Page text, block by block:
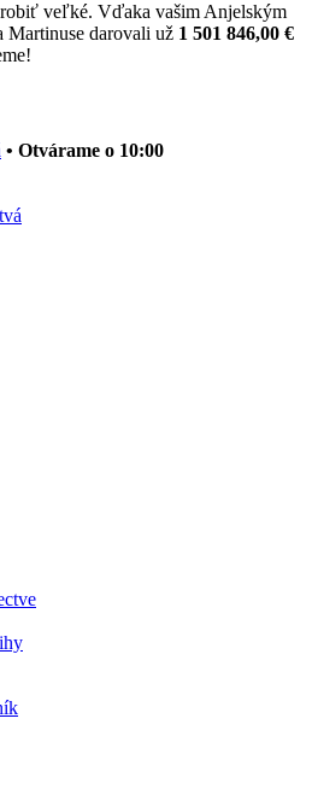
veľké. Vďaka vašim Anjelským
Martinuse darovali už 1 501 846,00 €
• Otvárame o 10:00